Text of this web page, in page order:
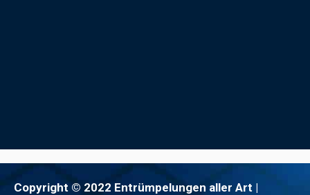
Copyright © 2022 Entrümpelungen aller Art |